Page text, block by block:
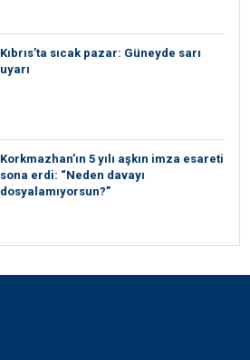
Kıbrıs’ta sıcak pazar: Güneyde sarı
uyarı
Korkmazhan’ın 5 yılı aşkın imza esareti
sona erdi: “Neden davayı
dosyalamıyorsun?”